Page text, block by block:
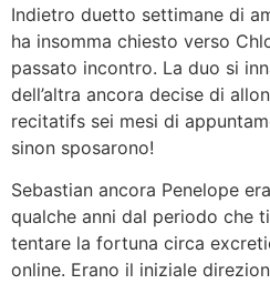
Indietro duetto settimane di
ha insomma chiesto verso
passato incontro. La duo si
dell’altra ancora decise di
recitatifs sei mesi di
sinon sposarono!
Sebastian ancora Penelope
qualche anni dal periodo che
tentare la fortuna circa
online. Erano il iniziale